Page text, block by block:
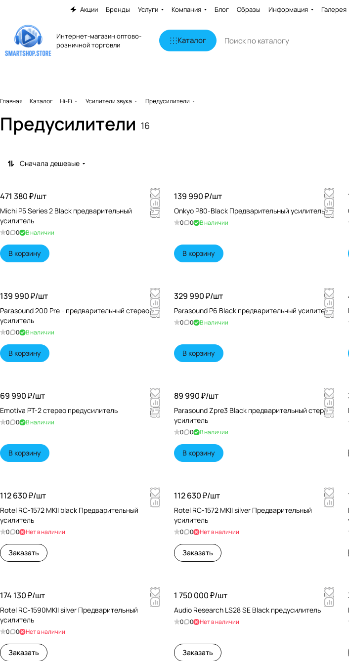
Акции Бренды Услуги Компания Блог Образы Информация Галерея
Интернет-магазин оптово-
розничной торговли
Каталог
Главная Каталог Hi-Fi Усилители звука Предусилители
Предусилители 16
Сначала дешевые
471 380 ₽/шт
Michi P5 Series 2 Black предварительный
усилитель
0 0 В наличии
В корзину
139 990 ₽/шт
Onkyo P80-Black Предварительный усилитель
0 0 В наличии
В корзину
139 990 ₽/шт
Parasound 200 Pre - предварительный стерео
усилитель
0 0 В наличии
В корзину
329 990 ₽/шт
Parasound P6 Black предварительный усилитель
0 0 В наличии
В корзину
69 990 ₽/шт
Emotiva PT-2 стерео предусилитель
0 0 В наличии
В корзину
89 990 ₽/шт
Parasound Zpre3 Black предварительный стерео
усилитель
0 0 В наличии
В корзину
112 630 ₽/шт
Rotel RC-1572 MKII black Предварительный
усилитель
0 0 Нет в наличии
Заказать
112 630 ₽/шт
Rotel RC-1572 MKII silver Предварительный
усилитель
0 0 Нет в наличии
Заказать
174 130 ₽/шт
Rotel RC-1590MKII silver Предварительный
усилитель
0 0 Нет в наличии
Заказать
1 750 000 ₽/шт
Audio Research LS28 SE Black предусилитель
0 0 Нет в наличии
Заказать